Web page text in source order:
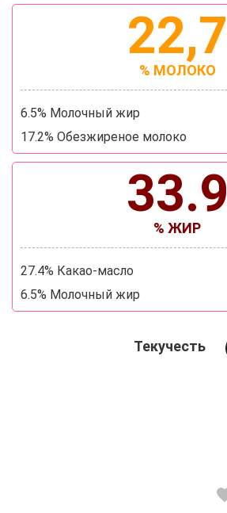
22,7
% МОЛОКО
6.5% Молочный жир
17.2% Обезжиреное молоко
33.9
% ЖИР
27.4% Какао-масло
6.5% Молочный жир
Текучесть